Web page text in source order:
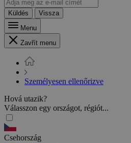
Küldés
Vissza
Menu
Zavřít menu
Személyesen ellenőrizve
Hová utazik?
Válasszon egy országot, régiót...
Csehország